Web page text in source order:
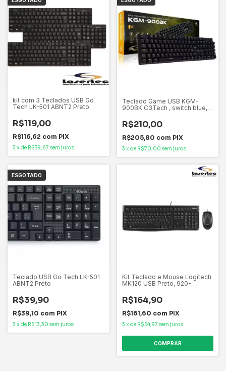
kit com 3 Teclados USB Go
Tech LK-501 ABNT2 Preto
R$119,00
R$116,62 com PIX
3 x de R$39,67 sem juros
Teclado Game USB KGM-
900BK C3Tech , switch blue,
R$210,00
R$205,80 com PIX
3 x de R$70,00 sem juros
ESGOTADO
Teclado USB Go Tech LK-501
ABNT2 Preto
R$39,90
R$39,10 com PIX
3 x de R$13,30 sem juros
Kit Teclado e Mouse Logitech
MK120 USB Preto, 920-
R$164,90
R$161,60 com PIX
3 x de R$54,97 sem juros